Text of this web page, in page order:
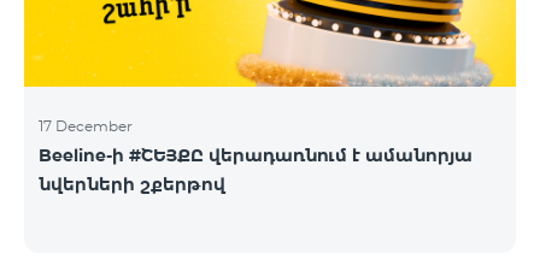
17 December
Beeline-ի #ՇԵՅՔԸ վերադառնում է ամանորյա
նվերների շքերթով